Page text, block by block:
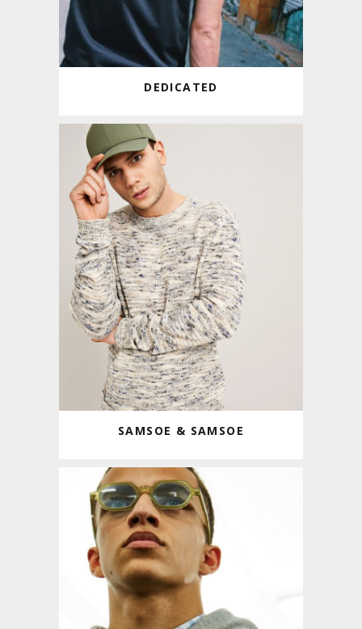
DEDICATED
SAMSOE & SAMSOE